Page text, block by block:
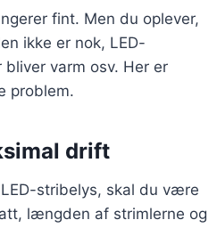
fint. Men du oplever,
ikke er nok, LED-
varm osv. Her er
problem.
drift
stribelys, skal du være
længden af strimlerne og